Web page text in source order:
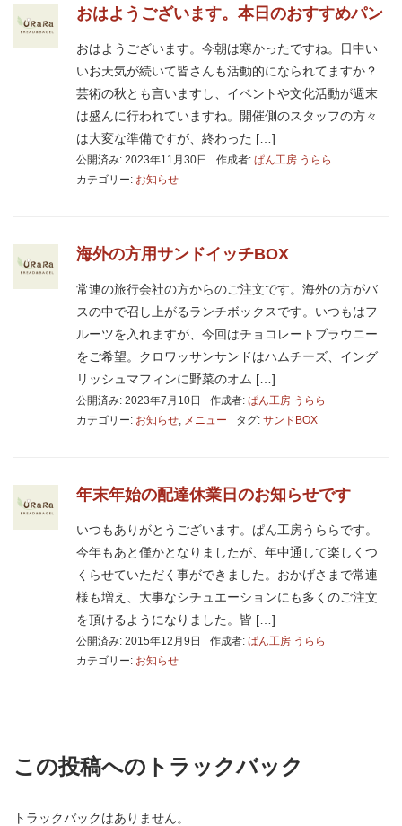
おはようございます。本日のおすすめパン
おはようございます。今朝は寒かったですね。日中い
いお天気が続いて皆さんも活動的になられてますか？
芸術の秋とも言いますし、イベントや文化活動が週末
は盛んに行われていますね。開催側のスタッフの方々
は大変な準備ですが、終わった […]
公開済み: 2023年11月30日 作成者: ぱん工房 うらら
カテゴリー: お知らせ
海外の方用サンドイッチBOX
常連の旅行会社の方からのご注文です。海外の方がバ
スの中で召し上がるランチボックスです。いつもはフ
ルーツを入れますが、今回はチョコレートブラウニー
をご希望。クロワッサンサンドはハムチーズ、イング
リッシュマフィンに野菜のオム […]
公開済み: 2023年7月10日 作成者: ぱん工房 うらら
カテゴリー: お知らせ メニュー タグ: サンドBOX
年末年始の配達休業日のお知らせです
いつもありがとうございます。ぱん工房うららです。
今年もあと僅かとなりましたが、年中通して楽しくつ
くらせていただく事ができました。おかげさまで常連
様も増え、大事なシチュエーションにも多くのご注文
を頂けるようになりました。皆 […]
公開済み: 2015年12月9日 作成者: ぱん工房 うらら
カテゴリー: お知らせ
この投稿へのトラックバック
トラックバックはありません。